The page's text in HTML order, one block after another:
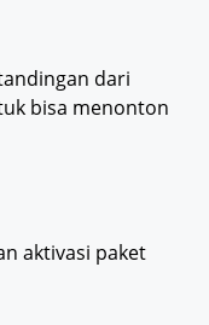
dari
bisa menonton
aktivasi paket